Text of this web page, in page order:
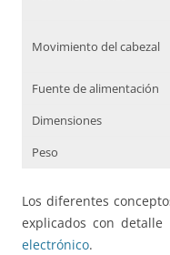
Movimiento del cabezal
Fuente de alimentación
Dimensiones
Peso
Los diferentes
explicados con
electrónico.